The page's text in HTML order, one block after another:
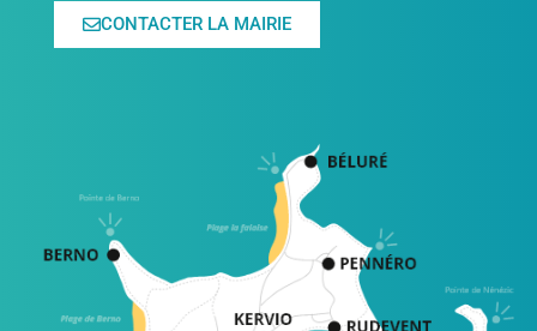
CONTACTER LA MAIRIE